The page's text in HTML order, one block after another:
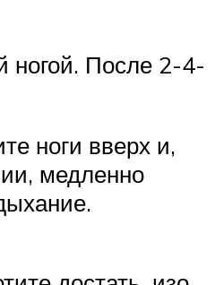
ногой. После 2-4-
ноги вверх и,
медленно